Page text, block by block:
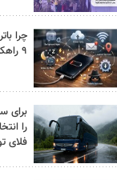
چرا
۹ راهکار واقعی
برای
را
فلای